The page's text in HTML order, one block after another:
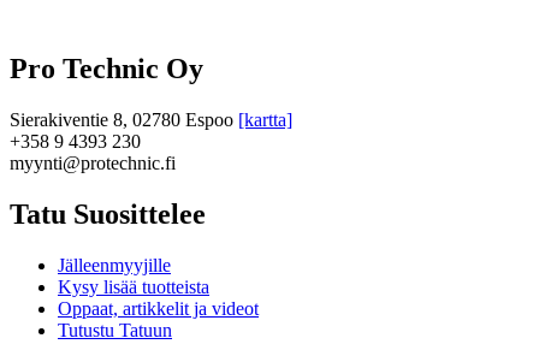
Pro Technic Oy
Sierakiventie 8, 02780 Espoo [kartta]
+358 9 4393 230
myynti@protechnic.fi
Tatu Suosittelee
Jälleenmyyjille
Kysy lisää tuotteista
Oppaat, artikkelit ja videot
Tutustu Tatuun